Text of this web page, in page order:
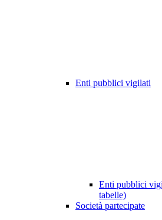
Enti pubblici vigilati
Enti pubblici
tabelle)
Società partecipate